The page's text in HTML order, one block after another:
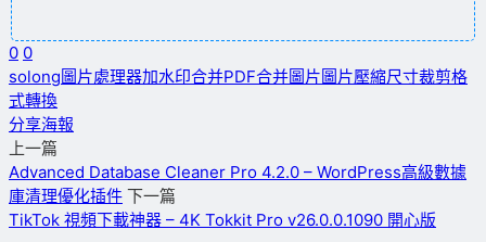
0 0
solong圖片處理器加水印合并PDF合并圖片 圖片壓縮尺寸裁剪格
式轉換
分享海報
上一篇
Advanced Database Cleaner Pro 4.2.0 – WordPress高級數據
庫清理優化插件 下一篇
TikTok 視頻下載神器 – 4K Tokkit Pro v26.0.0.1090 開心版